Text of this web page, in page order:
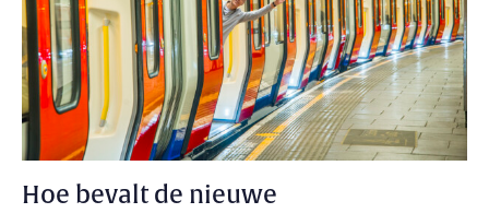
Hoe bevalt de nieuwe